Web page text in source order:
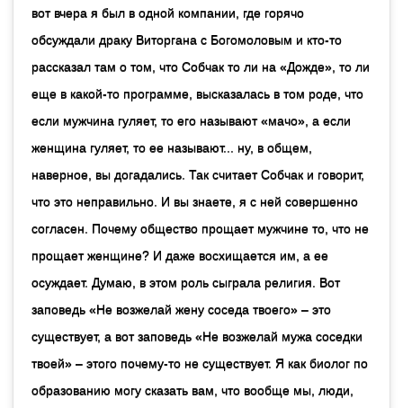
вот вчера я был в одной компании, где горячо
обсуждали драку Виторгана с Богомоловым и кто-то
рассказал там о том, что Собчак то ли на «Дожде», то ли
еще в какой-то программе, высказалась в том роде, что
если мужчина гуляет, то его называют «мачо», а если
женщина гуляет, то ее называют... ну, в общем,
наверное, вы догадались. Так считает Собчак и говорит,
что это неправильно. И вы знаете, я с ней совершенно
согласен. Почему общество прощает мужчине то, что не
прощает женщине? И даже восхищается им, а ее
осуждает. Думаю, в этом роль сыграла религия. Вот
заповедь «Не возжелай жену соседа твоего» – это
существует, а вот заповедь «Не возжелай мужа соседки
твоей» – этого почему-то не существует. Я как биолог по
образованию могу сказать вам, что вообще мы, люди,